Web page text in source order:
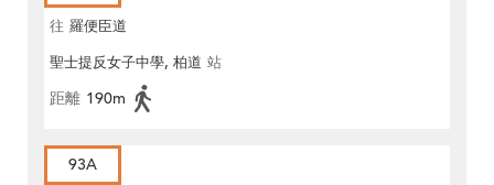
往 羅便臣道
聖士提反女子中學, 柏道 站
距離 190m
93A